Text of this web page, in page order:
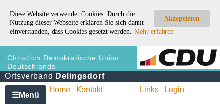
Akzeptieren
Diese Website verwendet Cookies. Durch die
Nutzung dieser Webseite erklären Sie sich damit
einverstanden, dass Cookies gesetzt werden. Mehr erfahren
Christlich Demokratische Union
Deutschlands
Ortsverband Delingsdorf
☰Menü
Home Kontakt Links Login